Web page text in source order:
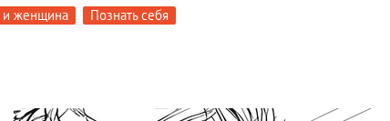
женщина Познать себя